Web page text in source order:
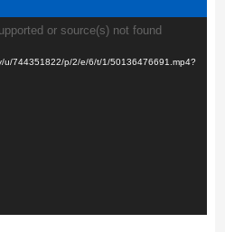
or source(s) not found
u/744351822/p/2/e/6/t/1/50136476691.mp4?